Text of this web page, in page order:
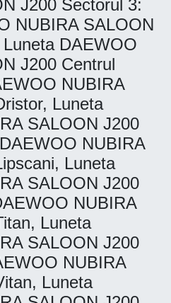
J200 Sectorul 3:
NUBIRA SALOON
DAEWOO
J200 Centrul
NUBIRA
Luneta
SALOON J200
NUBIRA
Luneta
SALOON J200
NUBIRA
Luneta
SALOON J200
NUBIRA
Luneta